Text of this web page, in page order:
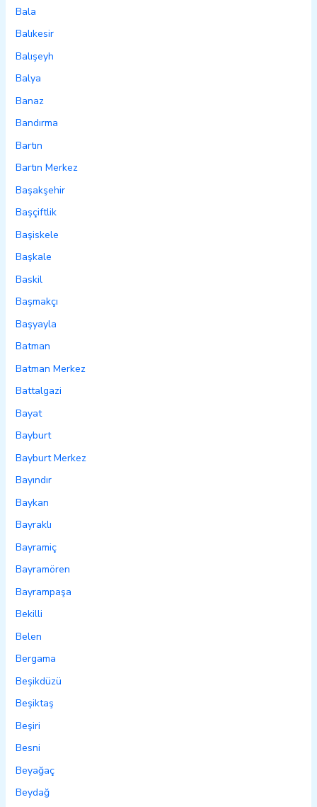
Bala
Balıkesir
Balışeyh
Balya
Banaz
Bandırma
Bartın
Bartın Merkez
Başakşehir
Başçiftlik
Başiskele
Başkale
Baskil
Başmakçı
Başyayla
Batman
Batman Merkez
Battalgazi
Bayat
Bayburt
Bayburt Merkez
Bayındır
Baykan
Bayraklı
Bayramiç
Bayramören
Bayrampaşa
Bekilli
Belen
Bergama
Beşikdüzü
Beşiktaş
Beşiri
Besni
Beyağaç
Beydağ